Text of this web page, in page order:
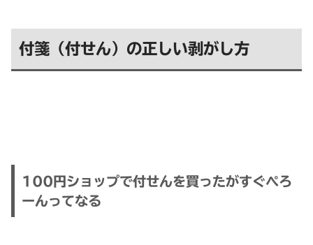
付箋（付せん）の正しい剥がし方
100円ショップで付せんを買ったがすぐぺろ
ーんってなる